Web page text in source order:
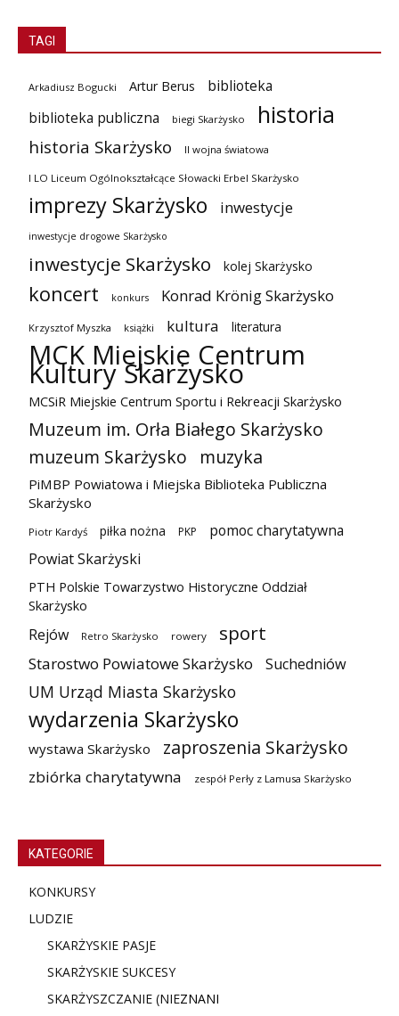
TAGI
Arkadiusz Bogucki Artur Berus
biblioteka
biblioteka publiczna
biegi Skarżysko historia
historia Skarżysko II wojna światowa
I LO Liceum Ogólnokształcące Słowacki Erbel Skarżysko
imprezy Skarżysko inwestycje
inwestycje drogowe Skarżysko
inwestycje Skarżysko kolej Skarżysko
koncert konkurs Konrad Krönig Skarżysko
Krzysztof Myszka książki kultura literatura
MCK Miejskie Centrum
Kultury Skarżysko
MCSiR Miejskie Centrum Sportu i Rekreacji Skarżysko
Muzeum im. Orła Białego Skarżysko
muzeum Skarżysko
muzyka
PiMBP Powiatowa i Miejska Biblioteka Publiczna
Skarżysko
Piotr Kardyś piłka nożna PKP
pomoc charytatywna
Powiat Skarżyski
PTH Polskie Towarzystwo Historyczne Oddział
Skarżysko
Rejów Retro Skarżysko rowery sport
Starostwo Powiatowe Skarżysko Suchedniów
UM Urząd Miasta Skarżysko
wydarzenia Skarżysko
wystawa Skarżysko zaproszenia Skarżysko
zbiórka charytatywna zespół Perły z Lamusa Skarżysko
KATEGORIE
KONKURSY
LUDZIE
SKARŻYSKIE PASJE
SKARŻYSKIE SUKCESY
SKARŻYSZCZANIE (NIEZNANI